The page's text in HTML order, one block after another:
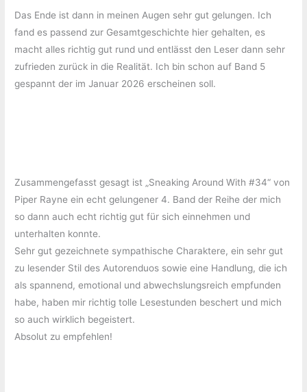
Das Ende ist dann in meinen Augen sehr gut gelungen. Ich
fand es passend zur Gesamtgeschichte hier gehalten, es
macht alles richtig gut rund und entlässt den Leser dann sehr
zufrieden zurück in die Realität. Ich bin schon auf Band 5
gespannt der im Januar 2026 erscheinen soll.
Zusammengefasst gesagt ist „Sneaking Around With #34“ von
Piper Rayne ein echt gelungener 4. Band der Reihe der mich
so dann auch echt richtig gut für sich einnehmen und
unterhalten konnte.
Sehr gut gezeichnete sympathische Charaktere, ein sehr gut
zu lesender Stil des Autorenduos sowie eine Handlung, die ich
als spannend, emotional und abwechslungsreich empfunden
habe, haben mir richtig tolle Lesestunden beschert und mich
so auch wirklich begeistert.
Absolut zu empfehlen!